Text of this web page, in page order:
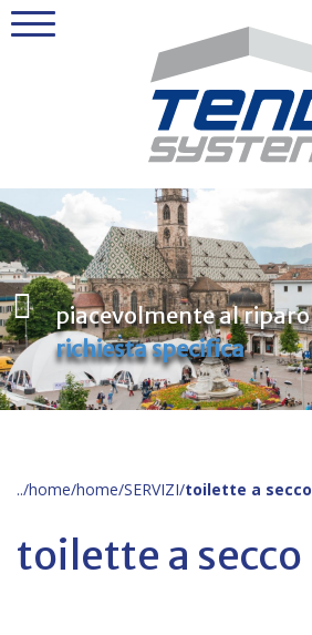
piacevolmente al riparo
richiesta specifica
home home SERVIZI toilette a secco
toilette a secco